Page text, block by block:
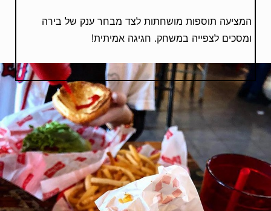
המציעה תוספות מושחתות לצד מבחר ענק של בירה
ומסכים לצפייה במשחק. חגיגה אמיתית!